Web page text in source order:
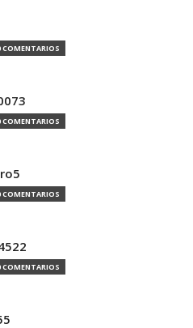
COMENTARIOS
COMENTARIOS
COMENTARIOS
COMENTARIOS